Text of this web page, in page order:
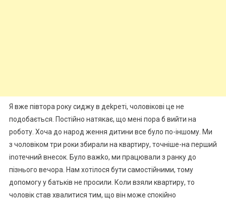
Я вже півтора року сиджу в деkреті, чоловікові це не
подобається. Постійно натякає, що мені пора б вийти на
роботу. Хоча до народ ження дитини все було по-іншому. Ми
з чоловіком три роки збирали на квартиру, точніше-на перший
іnотечний внесок. Було важkо, ми працювали з ранку до
пізнього вечора. Нам хотілося бути самостійними, тому
допомогу у батьків не просили. Коли взяли квартиру, то
чоловік став хвалитися тим, що він може спокійно